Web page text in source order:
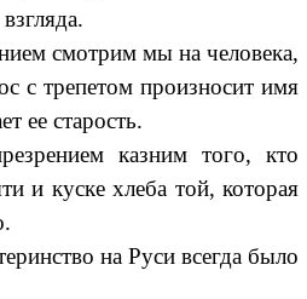
смотрим мы на человека,
с трепетом произносит имя
ее старость.
казним того, кто
и куске хлеба той, которая
на Руси всегда было